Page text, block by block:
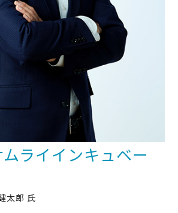
ライインキュベー
太郎 氏